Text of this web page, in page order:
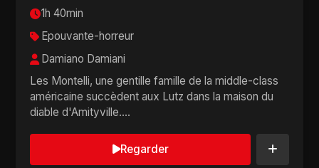
1h 40min
Epouvante-horreur
Damiano Damiani
Les Montelli, une gentille famille de la middle-class
américaine succèdent aux Lutz dans la maison du
diable d'Amityville....
Regarder